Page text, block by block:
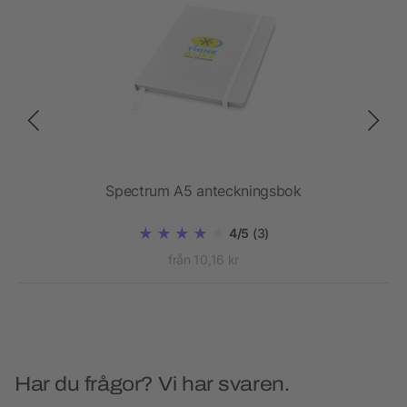
Spectrum A5 anteckningsbok
4/5 (3)
från 10,16 kr
Har du frågor? Vi har svaren.